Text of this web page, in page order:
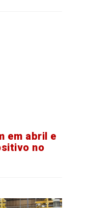
em abril e
no